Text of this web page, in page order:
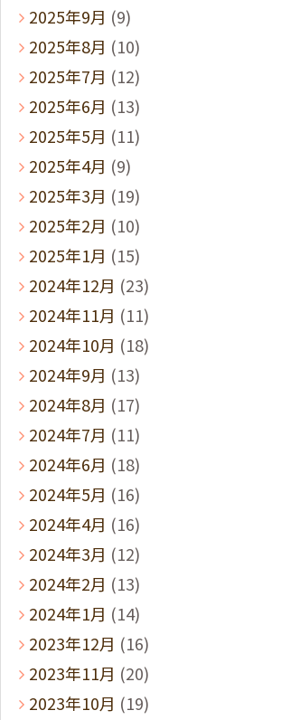
2025年9月 (9)
2025年8月 (10)
2025年7月 (12)
2025年6月 (13)
2025年5月 (11)
2025年4月 (9)
2025年3月 (19)
2025年2月 (10)
2025年1月 (15)
2024年12月 (23)
2024年11月 (11)
2024年10月 (18)
2024年9月 (13)
2024年8月 (17)
2024年7月 (11)
2024年6月 (18)
2024年5月 (16)
2024年4月 (16)
2024年3月 (12)
2024年2月 (13)
2024年1月 (14)
2023年12月 (16)
2023年11月 (20)
2023年10月 (19)